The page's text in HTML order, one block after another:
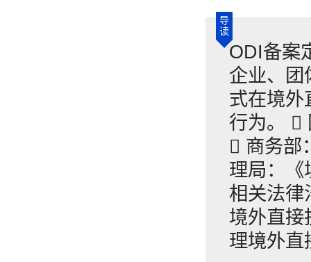
导
读
ODI备案
企业、团
式在境外
行为。 
 商务部
理局：《
相关法律
境外直接
理境外直